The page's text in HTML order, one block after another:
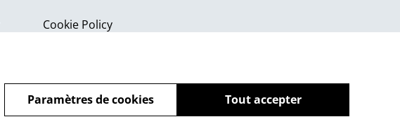
Cookie Policy
Tout accepter
Paramètres de cookies